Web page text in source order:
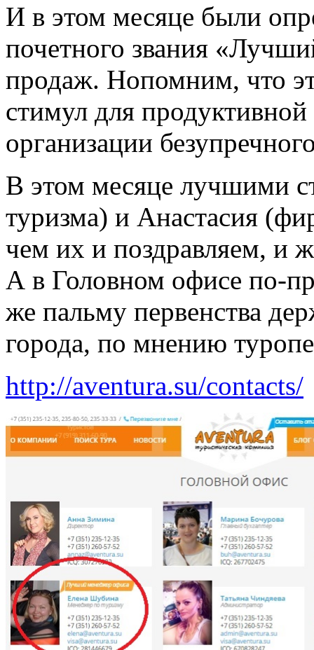
И в этом месяце были
почетного звания
продаж. Нопомним, что
стимул для
организации
В этом месяце лучшими
туризма) и Анастасия
чем их и поздравляем,
А в Головном офисе по-
же пальму первенства
города, по мнению
http://aventura.su/contacts/